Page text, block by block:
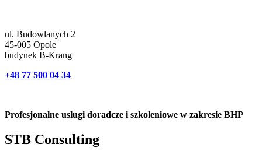
ul. Budowlanych 2
45-005 Opole
budynek B-Krang
+48 77 500 04 34
Profesjonalne usługi doradcze i szkoleniowe w zakresie BHP
STB Consulting